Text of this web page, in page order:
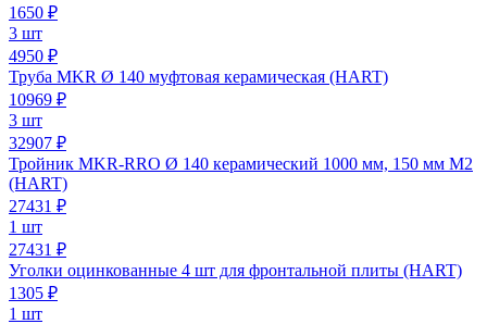
1650 ₽
3 шт
4950 ₽
Труба MKR Ø 140 муфтовая керамическая (HART)
10969 ₽
3 шт
32907 ₽
Тройник MKR-RRO Ø 140 керамический 1000 мм, 150 мм М2
(HART)
27431 ₽
1 шт
27431 ₽
Уголки оцинкованные 4 шт для фронтальной плиты (HART)
1305 ₽
1 шт